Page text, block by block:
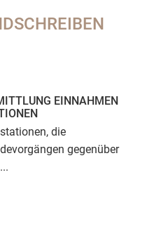
EINNAHMEN
die
gegenüber